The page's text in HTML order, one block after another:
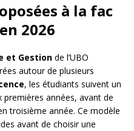
à la fac
2026
et Gestion de l’UBO
autour de plusieurs
, les étudiants suivent un
années, avant de
troisième année. Ce modèle
avant de choisir une